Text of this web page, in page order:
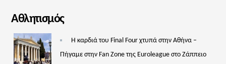
Αθλητισμός
Η καρδιά του Final Four χτυπά στην Αθήνα –
Πήγαμε στην Fan Zone της Euroleague στο Ζάππειο